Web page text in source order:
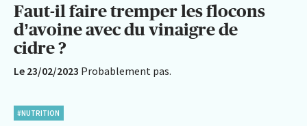
Faut-il faire tremper les flocons
d’avoine avec du vinaigre de
cidre ?
Le 23/02/2023 Probablement pas.
#NUTRITION